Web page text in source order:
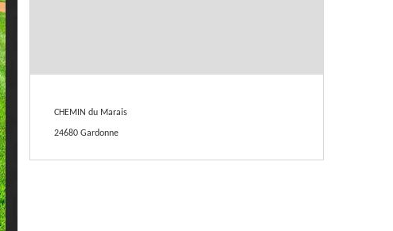
CHEMIN du Marais
24680 Gardonne